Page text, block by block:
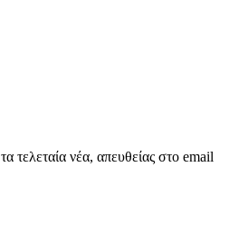
τελεταία νέα, απευθείας στο email